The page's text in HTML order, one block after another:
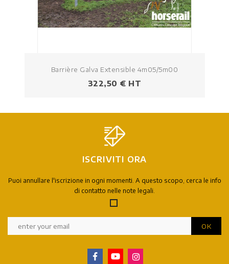
Barrière Galva Extensible 4m05/5m00
Prezzo
322,50 € HT
ISCRIVITI ORA
Puoi annullare l'iscrizione in ogni momenti. A questo scopo, cerca le info
di contatto nelle note legali.